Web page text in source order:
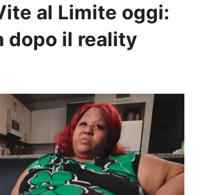
al Limite oggi:
dopo il reality